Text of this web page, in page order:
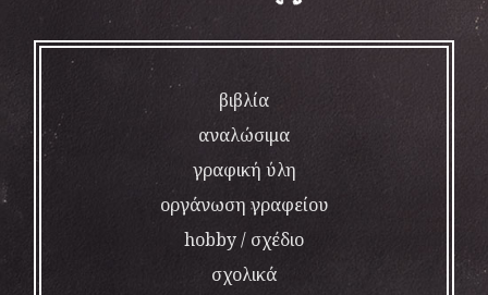
βιβλία
αναλώσιμα
γραφική ύλη
οργάνωση γραφείου
hobby / σχέδιο
σχολικά